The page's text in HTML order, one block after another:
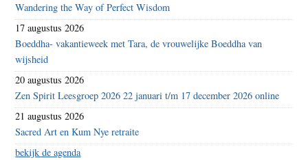
Wandering the Way of Perfect Wisdom
17 augustus 2026
Boeddha- vakantieweek met Tara, de vrouwelijke Boeddha van
wijsheid
20 augustus 2026
Zen Spirit Leesgroep 2026 22 januari t/m 17 december 2026 online
21 augustus 2026
Sacred Art en Kum Nye retraite
bekijk de agenda